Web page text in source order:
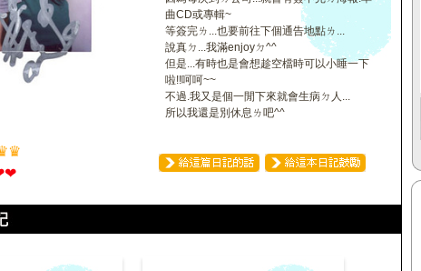
曲CD或專輯~
等簽完ㄌ...也要前往下個通告地點ㄌ...
說真ㄉ...我滿enjoyㄉ^^
但是...有時也是會想趁空檔時可以小睡一下
啦!!呵呵~~
不過.我又是個一閒下來就會生病ㄉ人...
所以我還是別休息ㄌ吧^^
♛
❤